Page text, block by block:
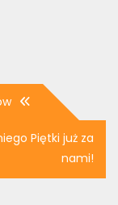
Piętki już za
nami!